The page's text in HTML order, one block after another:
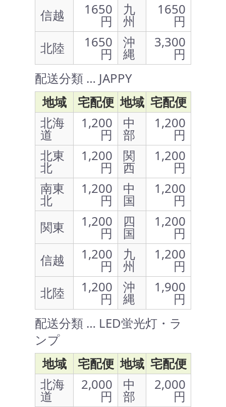
信越
1650
円
九
州
1650
円
北陸
1650
円
沖
縄
3,300
円
配送分類 … JAPPY
地域
宅配便 地域 宅配便
北海
道
1,200
円
中
部
1,200
円
北東
北
1,200
円
関
西
1,200
円
南東
北
1,200
円
中
国
1,200
円
関東
1,200
円
四
国
1,200
円
信越
1,200
円
九
州
1,200
円
北陸
1,200
円
沖
縄
1,900
円
配送分類 … LED蛍光灯・ラ
ンプ
地域
宅配便 地域 宅配便
北海
道
2,000
円
中
部
2,000
円